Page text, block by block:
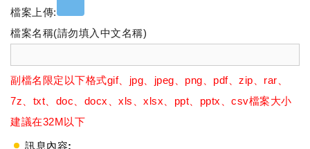
檔案上傳:
檔案名稱(請勿填入中文名稱)
副檔名限定以下格式gif、jpg、jpeg、png、pdf、zip、rar、
7z、txt、doc、docx、xls、xlsx、ppt、pptx、csv檔案大小
建議在32M以下
訊息內容: